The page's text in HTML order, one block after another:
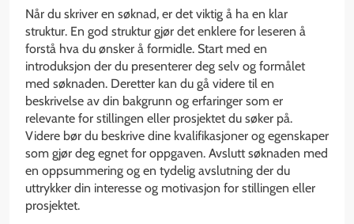
Når du skriver en søknad, er det viktig å ha en klar
struktur. En god struktur gjør det enklere for leseren å
forstå hva du ønsker å formidle. Start med en
introduksjon der du presenterer deg selv og formålet
med søknaden. Deretter kan du gå videre til en
beskrivelse av din bakgrunn og erfaringer som er
relevante for stillingen eller prosjektet du søker på.
Videre bør du beskrive dine kvalifikasjoner og egenskaper
som gjør deg egnet for oppgaven. Avslutt søknaden med
en oppsummering og en tydelig avslutning der du
uttrykker din interesse og motivasjon for stillingen eller
prosjektet.